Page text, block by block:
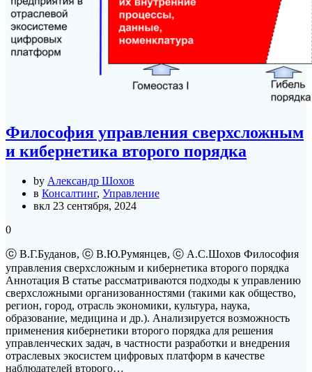
Философия управления сверхсложным
и кибернетика второго порядка
by Александр Шохов
в Консалтинг, Управление
вкл 23 сентября, 2024
0
ⓒ В.Г.Буданов, ⓒ В.Ю.Румянцев, ⓒ А.С.Шохов Философия
управления сверхсложным и кибернетика второго порядка
Аннотация В статье рассматриваются подходы к управлению
сверхсложными организованностями (такими как общество,
регион, город, отрасль экономики, культура, наука,
образование, медицина и др.). Анализируется возможность
применения кибернетики второго порядка для решения
управленческих задач, в частности разработки и внедрения
отраслевых экосистем цифровых платформ в качестве
наблюдателей второго…